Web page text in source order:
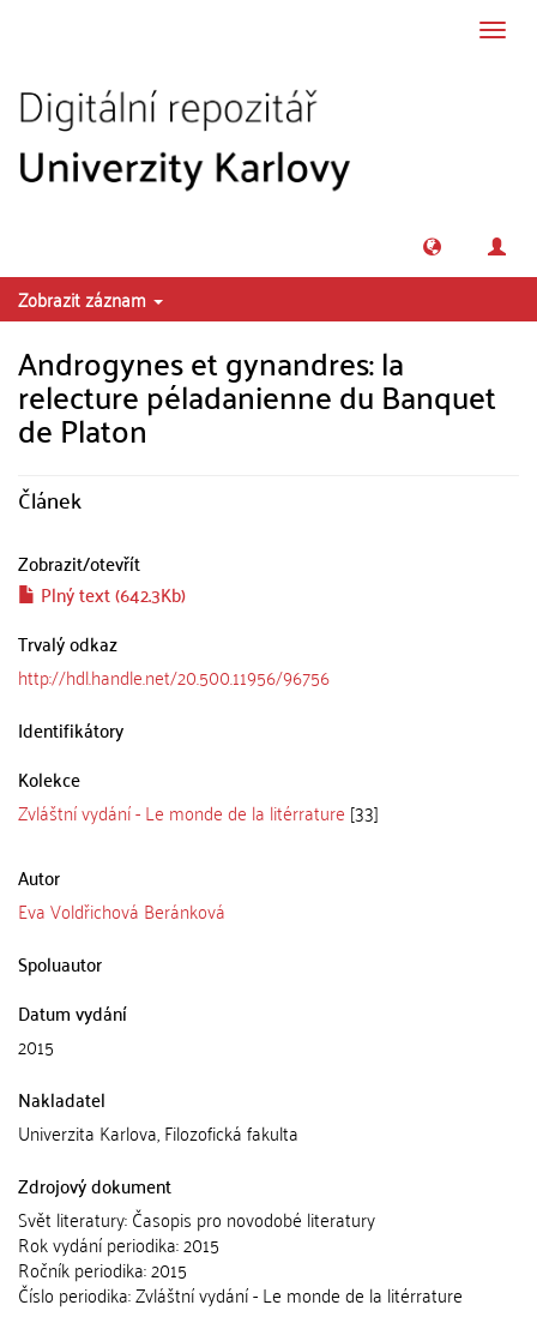
Zobrazit záznam
Androgynes et gynandres: la
relecture péladanienne du Banquet
de Platon
Článek
Zobrazit/otevřít
Plný text (642.3Kb)
Trvalý odkaz
http://hdl.handle.net/20.500.11956/96756
Identifikátory
Kolekce
Zvláštní vydání - Le monde de la litérrature [33]
Autor
Eva Voldřichová Beránková
Spoluautor
Datum vydání
2015
Nakladatel
Univerzita Karlova, Filozofická fakulta
Zdrojový dokument
Svět literatury: Časopis pro novodobé literatury
Rok vydání periodika: 2015
Ročník periodika: 2015
Číslo periodika: Zvláštní vydání - Le monde de la litérrature